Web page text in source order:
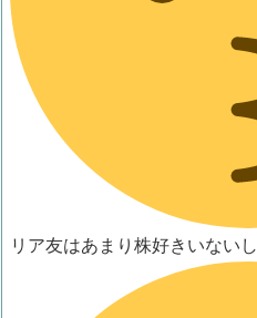
リア友はあまり株好きいないし